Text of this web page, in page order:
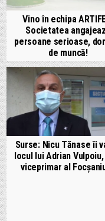
Vino în echipa
Societatea
persoane serioase,
de muncă!
Surse: Nicu Tănase îi
locul lui Adrian Vulpoiu,
viceprimar al